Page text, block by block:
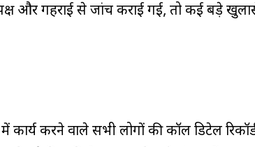
और गहराई से जांच कराई गई, तो कई बड़े
करने वाले सभी लोगों की कॉल डिटेल